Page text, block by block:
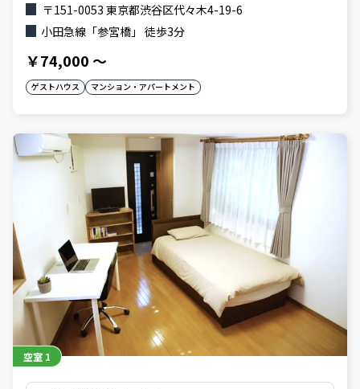
〒151-0053 東京都渋谷区代々木4-19-6
小田急線「参宮橋」 徒歩3分
￥74,000～
ゲストハウス マンション・アパートメント
空室 1